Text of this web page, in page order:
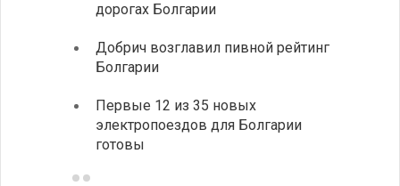
дорогах Болгарии
Добрич возглавил пивной рейтинг
Болгарии
Первые 12 из 35 новых
электропоездов для Болгарии
готовы